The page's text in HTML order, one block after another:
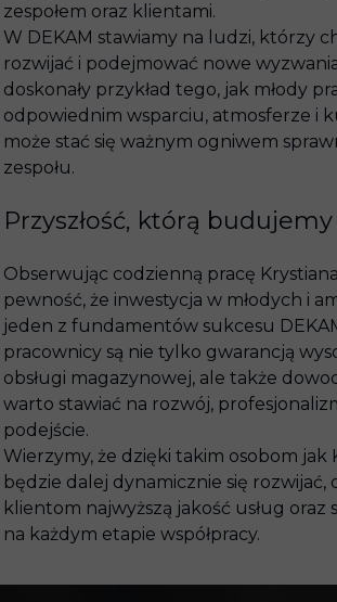
zespołem oraz klientami.
W DEKAM stawiamy na ludzi, którzy
rozwijać i podejmować nowe
doskonały przykład tego, jak młody
odpowiednim wsparciu, atmosferze i
może stać się ważnym ogniwem
zespołu.
Przyszłość, którą
Obserwując codzienną pracę
pewność, że inwestycja w młodych i
jeden z fundamentów sukcesu
pracownicy są nie tylko gwarancją
obsługi magazynowej, ale także
warto stawiać na rozwój,
podejście.
Wierzymy, że dzięki takim osobom jak
będzie dalej dynamicznie się rozwijać,
klientom najwyższą jakość usług oraz
na każdym etapie współpracy.